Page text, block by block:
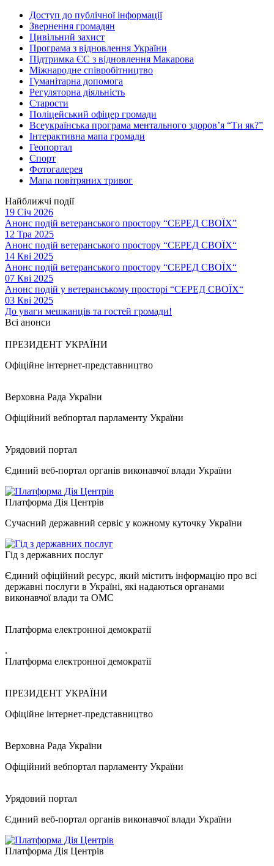
Доступ до публічної інформації
Звернення громадян
Цивільний захист
Програма з відновлення України
Підтримка ЄС з відновлення Макарова
Міжнародне співробітництво
Гуманітарна допомога
Регуляторна діяльність
Старости
Поліцейський офіцер громади
Всеукраїнська програма ментального здоров’я “Ти як?”
Інтерактивна мапа громади
Геопортал
Спорт
Фотогалерея
Мапа повітряних тривог
Найближчі події
19 Січ 2026
Анонс подій ветеранського простору “СЕРЕД СВОЇХ”
12 Тра 2025
Анонс подій ветеранського простору “СЕРЕД СВОЇХ“
14 Кві 2025
Анонс подій ветеранського простору “СЕРЕД СВОЇХ“
07 Кві 2025
Анонс подій у ветеранському просторі “СЕРЕД СВОЇХ“
03 Кві 2025
До уваги мешканців та гостей громади!
Всі анонси
ПРЕЗИДЕНТ УКРАЇНИ
Офіційне інтернет-представництво
Верховна Рада України
Офіційний вебпортал парламенту України
Урядовий портал
Єдиний веб-портал органів виконавчої влади України
Платформа Дія Центрів
Сучасний державний сервіс у кожному куточку України
Гід з державних послуг
Єдиний офіційний ресурс, який містить інформацію про всі
державні послуги в Україні, які надаються органами
виконавчої влади та ОМС
Платформа електронної демократії
.
Платформа електронної демократії
ПРЕЗИДЕНТ УКРАЇНИ
Офіційне інтернет-представництво
Верховна Рада України
Офіційний вебпортал парламенту України
Урядовий портал
Єдиний веб-портал органів виконавчої влади України
Платформа Дія Центрів